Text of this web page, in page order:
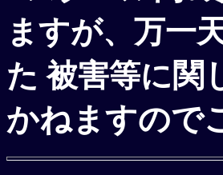
ますが、万一
た 被害等に関
かねますので